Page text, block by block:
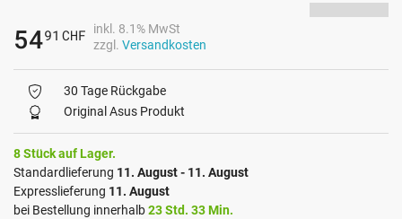
5491 CHF
inkl. 8.1% MwSt
zzgl. Versandkosten
30 Tage Rückgabe
Original Asus Produkt
8 Stück auf Lager.
Standardlieferung 11. August - 11. August
Expresslieferung 11. August
bei Bestellung innerhalb23 Std. 33 Min.